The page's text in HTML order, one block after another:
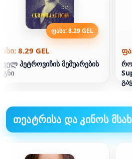
ფასი: 8.29 GEL
8.29 GEL
პეტროვიჩის მემუარების
თეატრისა და კინოს